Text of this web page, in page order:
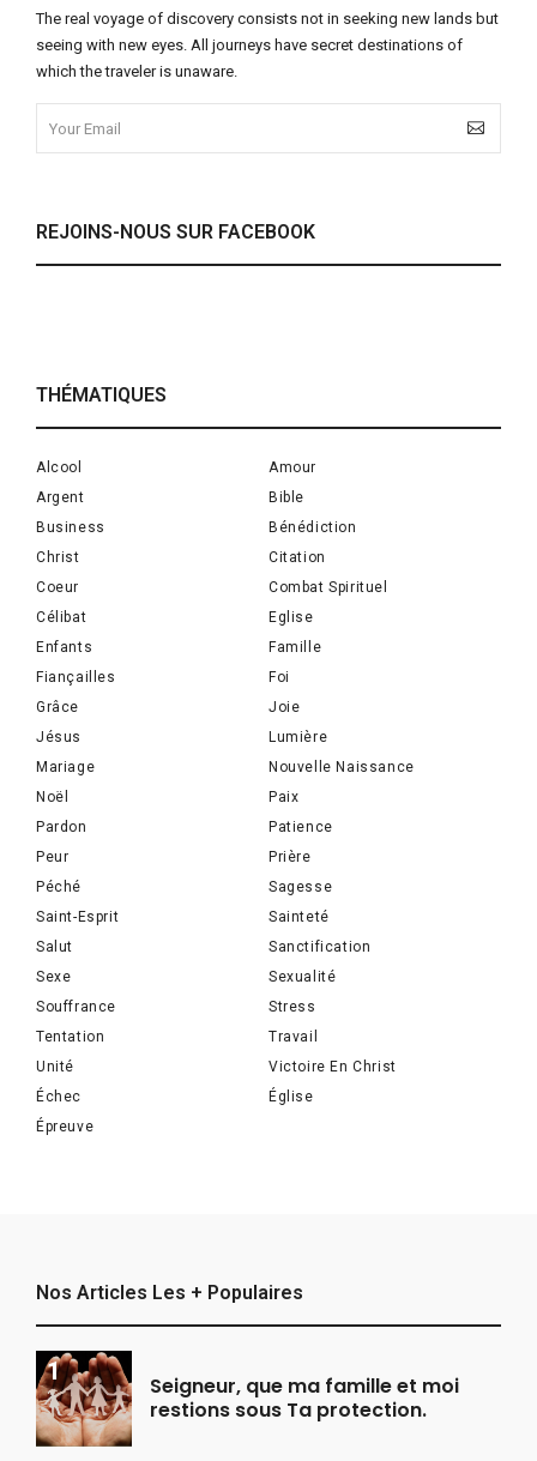
The real voyage of discovery consists not in seeking new lands but
seeing with new eyes. All journeys have secret destinations of
which the traveler is unaware.
REJOINS-NOUS SUR FACEBOOK
THÉMATIQUES
Alcool
Amour
Argent
Bible
Business
Bénédiction
Christ
Citation
Coeur
Combat Spirituel
Célibat
Eglise
Enfants
Famille
Fiançailles
Foi
Grâce
Joie
Jésus
Lumière
Mariage
Nouvelle Naissance
Noël
Paix
Pardon
Patience
Peur
Prière
Péché
Sagesse
Saint-Esprit
Sainteté
Salut
Sanctification
Sexe
Sexualité
Souffrance
Stress
Tentation
Travail
Unité
Victoire En Christ
Échec
Église
Épreuve
Nos Articles Les + Populaires
Seigneur, que ma famille et moi
restions sous Ta protection.